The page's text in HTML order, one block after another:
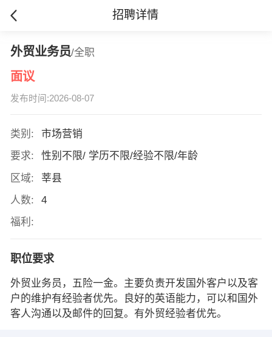
招聘详情
外贸业务员/全职
面议
发布时间:2026-08-07
类别:
市场营销
要求:
性别不限/ 学历不限/经验不限/年龄
区域:
莘县
人数:
4
福利:
职位要求
外贸业务员，五险一金。主要负责开发国外客户以及客
户的维护有经验者优先。良好的英语能力，可以和国外
客人沟通以及邮件的回复。有外贸经验者优先。